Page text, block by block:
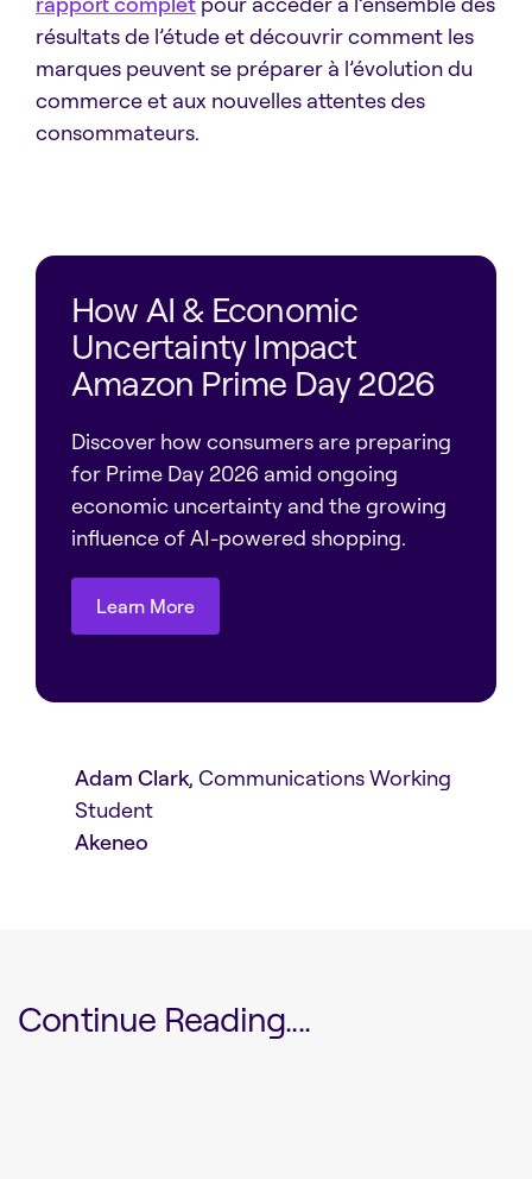
résultats de l’étude et découvrir comment les
marques peuvent se préparer à l’évolution du
commerce et aux nouvelles attentes des
consommateurs.
How AI & Economic
Uncertainty Impact
Amazon Prime Day 2026
Discover how consumers are preparing
for Prime Day 2026 amid ongoing
economic uncertainty and the growing
influence of AI-powered shopping.
Learn More
Adam Clark, Communications Working
Student
Akeneo
Continue Reading....